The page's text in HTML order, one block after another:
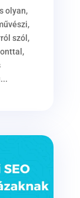
olyan,
szól,